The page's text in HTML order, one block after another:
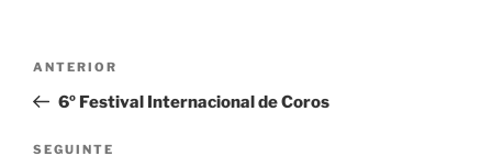
artigos
Conteúdo
anterior
ANTERIOR
6º Festival Internacional de Coros
Conteúdo
SEGUINTE